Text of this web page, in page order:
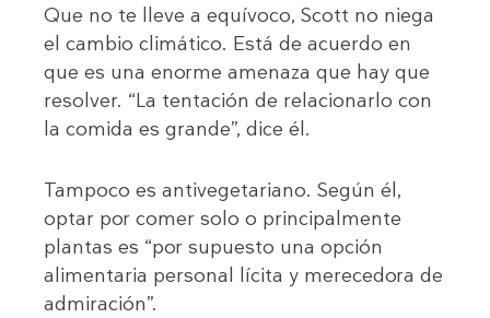
Que no te lleve a equívoco, Scott no niega
el cambio climático. Está de acuerdo en
que es una enorme amenaza que hay que
resolver. “La tentación de relacionarlo con
la comida es grande”, dice él.
Tampoco es antivegetariano. Según él,
optar por comer solo o principalmente
plantas es “por supuesto una opción
alimentaria personal lícita y merecedora de
admiración”.